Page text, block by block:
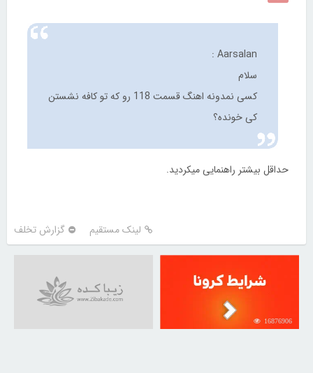
Aarsalan :
سلام
کسی نمدونه اهنگ قسمت 118 رو که تو کافه نشستن
کی خونده؟
حداقل بیشتر راهنمایی میکردید.
لینک مستقیم گزارش تخلف
16876906